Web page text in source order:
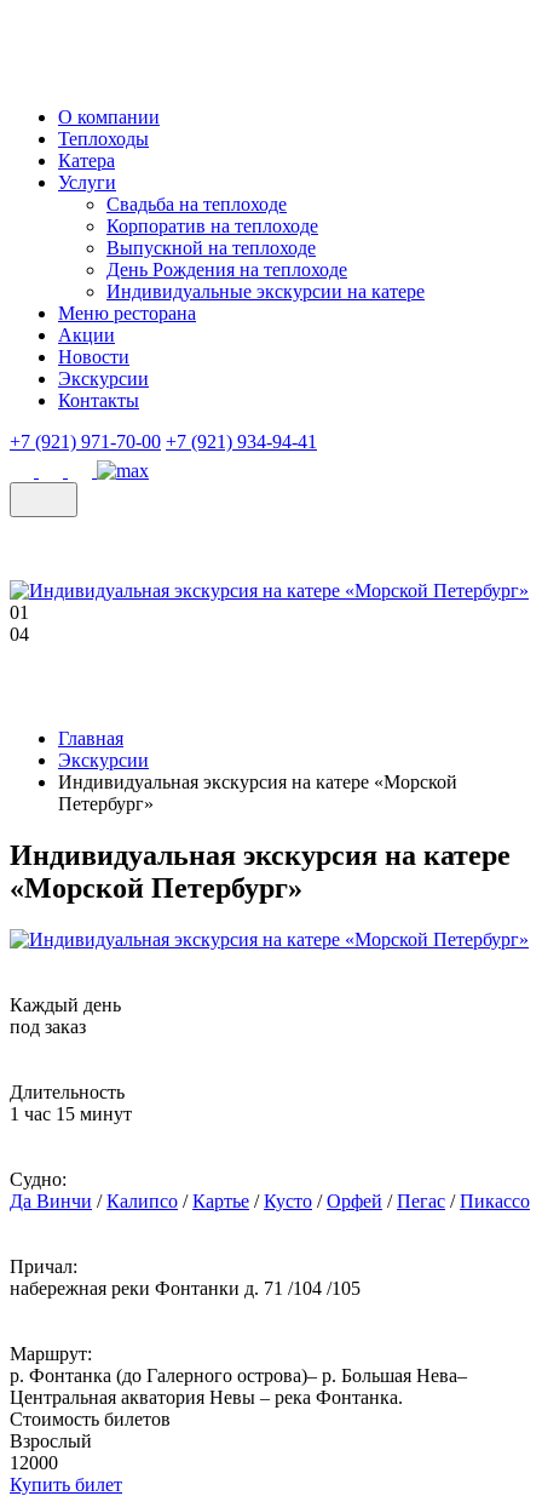
О компании
Теплоходы
Катера
Услуги
Свадьба на теплоходе
Корпоратив на теплоходе
Выпускной на теплоходе
День Рождения на теплоходе
Индивидуальные экскурсии на катере
Меню ресторана
Акции
Новости
Экскурсии
Контакты
+7 (921) 971-70-00 +7 (921) 934-94-41
01
04
Главная
Экскурсии
Индивидуальная экскурсия на катере «Морской
Петербург»
Индивидуальная экскурсия на катере
«Морской Петербург»
Каждый день
под заказ
Длительность
1 час 15 минут
Судно:
Да Винчи /Калипсо /Картье /Кусто /Орфей /Пегас /Пикассо
Причал:
набережная реки Фонтанки д. 71 /104 /105
Маршрут:
р. Фонтанка (до Галерного острова)– р. Большая Нева–
Центральная акватория Невы – река Фонтанка.
Стоимость билетов
Взрослый
12000
Купить билет